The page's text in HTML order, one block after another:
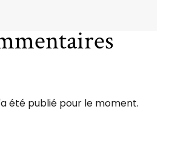
été publié pour le moment.